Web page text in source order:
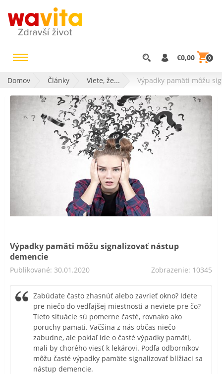
€0,00 0
Domov Články Viete, že... Výpadky pamäti môžu
Výpadky pamäti môžu signalizovať nástup
demencie
Publikované: 30.01.2020 Zobrazenie: 10345
Zabúdate často zhasnúť alebo zavrieť okno? Idete
pre niečo do vedľajšej miestnosti a neviete pre čo?
Tieto situácie sú pomerne časté, rovnako ako
poruchy pamäti. Väčšina z nás občas niečo
zabudne, ale pokiaľ ide o časté výpadky pamäti,
mali by chorého viesť k lekárovi. Podľa odborníkov
môžu časté výpadky pamäte signalizovať blížiaci sa
nástup demencie.